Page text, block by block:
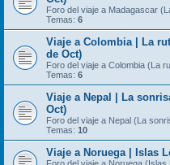
Foro del viaje a Madagascar
Temas: 6
Viaje a Colombia | La
de Oct)
Foro del viaje a Colombia (La
Temas: 6
Viaje a Nepal | La
Oct)
Foro del viaje a Nepal (La
Temas: 10
Viaje a Noruega | Islas